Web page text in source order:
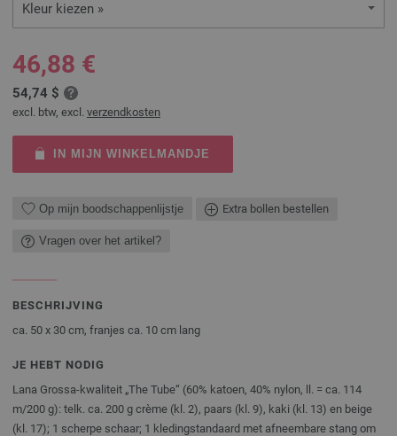
Kleur kiezen »
46,88 €
54,74 $
excl. btw, excl. verzendkosten
IN MIJN WINKELMANDJE
Op mijn boodschappenlijstje Extra bollen bestellen
Vragen over het artikel?
BESCHRIJVING
ca. 50 x 30 cm, franjes ca. 10 cm lang
JE HEBT NODIG
Lana Grossa-kwaliteit „The Tube“ (60% katoen, 40% nylon, ll. = ca. 114
m/200 g): telk. ca. 200 g crème (kl. 2), paars (kl. 9), kaki (kl. 13) en beige
(kl. 17); 1 scherpe schaar; 1 kledingstandaard met afneembare stang om